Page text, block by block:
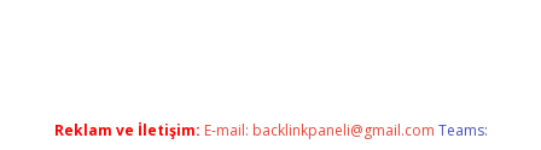
Reklam ve İletişim: E-mail: backlinkpaneli@gmail.com Teams: